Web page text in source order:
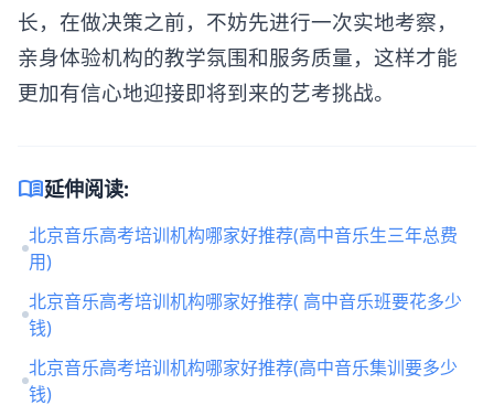
长，在做决策之前，不妨先进行一次实地考察，
亲身体验机构的教学氛围和服务质量，这样才能
更加有信心地迎接即将到来的艺考挑战。
menu_book延伸阅读:
北京音乐高考培训机构哪家好推荐(高中音乐生三年总费
用)
北京音乐高考培训机构哪家好推荐( 高中音乐班要花多少
钱)
北京音乐高考培训机构哪家好推荐(高中音乐集训要多少